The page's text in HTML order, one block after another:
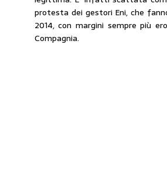
MERCATO
[ 6 Agosto
protesta dei gestori Eni, che
2014, con margini sempre più
Compagnia.